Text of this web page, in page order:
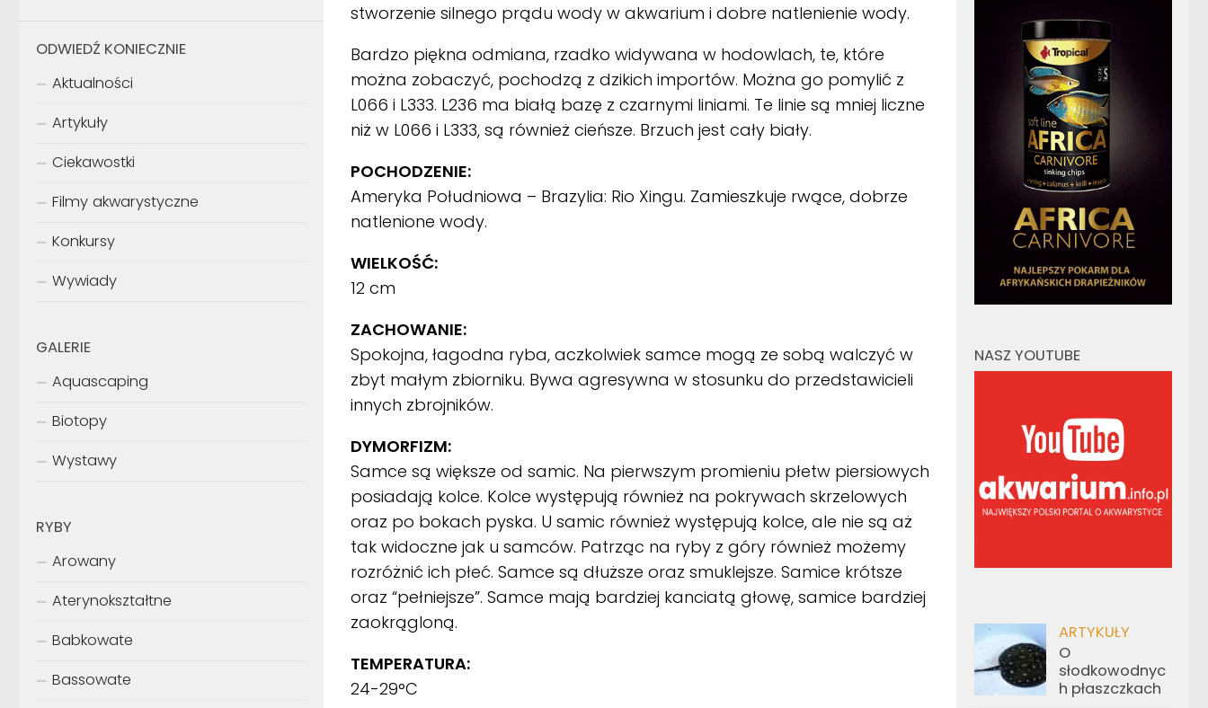
stworzenie silnego prądu wody w akwarium i dobre natlenienie wody.
Bardzo piękna odmiana, rzadko widywana w hodowlach, te, które
można zobaczyć, pochodzą z dzikich importów. Można go pomylić z
L066 i L333. L236 ma białą bazę z czarnymi liniami. Te linie są mniej liczne
niż w L066 i L333, są również cieńsze. Brzuch jest cały biały.
POCHODZENIE:
Ameryka Południowa – Brazylia: Rio Xingu. Zamieszkuje rwące, dobrze
natlenione wody.
WIELKOŚĆ:
12 cm
ZACHOWANIE:
Spokojna, łagodna ryba, aczkolwiek samce mogą ze sobą walczyć w
zbyt małym zbiorniku. Bywa agresywna w stosunku do przedstawicieli
innych zbrojników.
DYMORFIZM:
Samce są większe od samic. Na pierwszym promieniu płetw piersiowych
posiadają kolce. Kolce występują również na pokrywach skrzelowych
oraz po bokach pyska. U samic również występują kolce, ale nie są aż
tak widoczne jak u samców. Patrząc na ryby z góry również możemy
rozróżnić ich płeć. Samce są dłuższe oraz smuklejsze. Samice krótsze
oraz “pełniejsze”. Samce mają bardziej kanciatą głowę, samice bardziej
zaokrągloną.
TEMPERATURA:
24-29°C
ODWIEDŹ KONIECZNIE
Aktualności
Artykuły
Ciekawostki
Filmy akwarystyczne
Konkursy
Wywiady
GALERIE
Aquascaping
Biotopy
Wystawy
RYBY
Arowany
Aterynokształtne
Babkowate
Bassowate
NASZ YOUTUBE
ARTYKUŁY
O
słodkowodnyc
h płaszczkach